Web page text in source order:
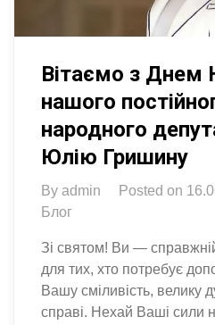
Вітаємо з Днем
нашого
народного
Юлію Гришину
By admin Posted on
Блог
Зі святом! Ви —
для тих, хто потребує
Вашу сміливість, велику
справі. Нехай Ваші сили